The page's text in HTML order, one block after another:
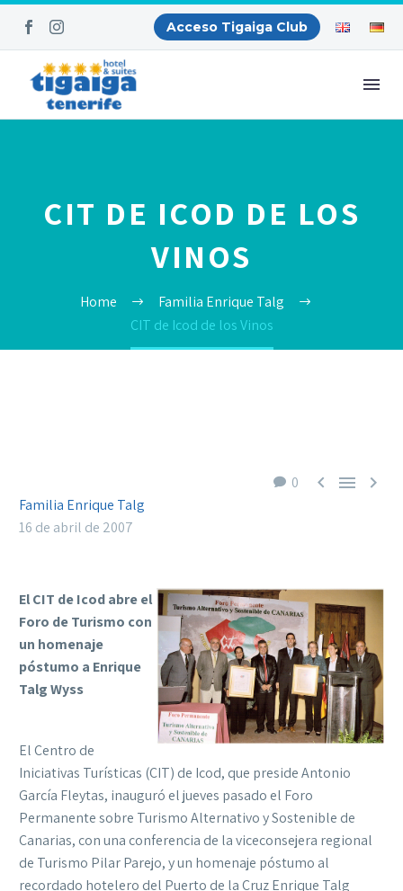
Acceso Tigaiga Club
CIT DE ICOD DE LOS
VINOS
Home
Familia Enrique Talg
CIT de Icod de los Vinos
0   
Familia Enrique Talg
16 de abril de 2007
El CIT de Icod abre el
Foro de Turismo con
un homenaje
póstumo a Enrique
Talg Wyss
El Centro de
Iniciativas Turísticas (CIT) de Icod, que preside Antonio
García Fleytas, inauguró el jueves pasado el Foro
Permanente sobre Turismo Alternativo y Sostenible de
Canarias, con una conferencia de la viceconsejera regional
de Turismo Pilar Parejo, y un homenaje póstumo al
recordado hotelero del Puerto de la Cruz Enrique Talg